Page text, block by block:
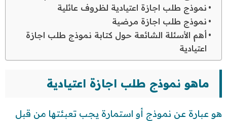
نموذج طلب اجازة اعتيادية لظروف عائلية
نموذج طلب اجازة مرضية
أهم الأسئلة الشائعة حول كتابة نموذج طلب اجازة
اعتيادية
ماهو نموذج طلب اجازة اعتيادية
هو عبارة عن نموذج أو استمارة يجب تعبئتها من قبل